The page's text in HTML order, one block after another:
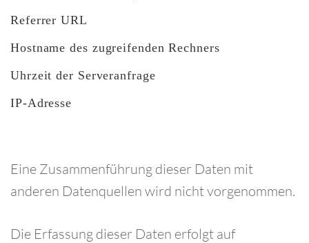
Referrer URL
Hostname des zugreifenden Rechners
Uhrzeit der Serveranfrage
IP-Adresse
Eine Zusammenführung dieser Daten mit
anderen Datenquellen wird nicht vorgenommen.
Die Erfassung dieser Daten erfolgt auf